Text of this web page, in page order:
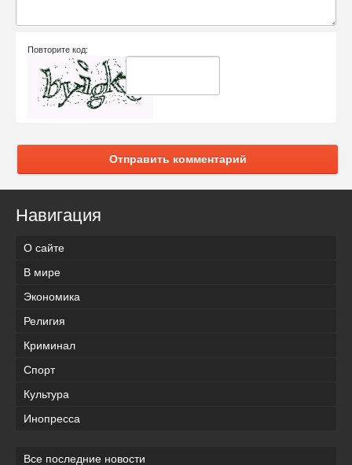
Повторите код:
Отправить комментарий
Навигация
О сайте
В мире
Экономика
Религия
Криминал
Спорт
Культура
Инопресса
Все последние новости